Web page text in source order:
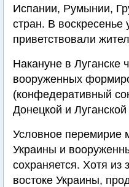
Испании, Румынии,
стран. В воскресенье
приветствовали
Накануне в Луганске
вооруженных
(конфедеративный
Донецкой и
Условное перемирие
Украины и
сохраняется. Хотя из
востоке Украины,